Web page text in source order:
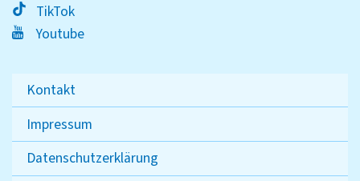
TikTok
Youtube
Kontakt
Impressum
Datenschutzerklärung